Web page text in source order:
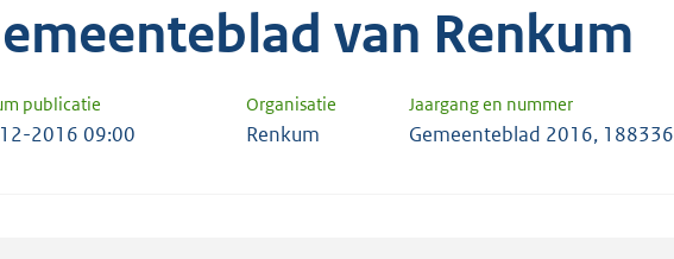
van Renkum
publicatie Organisatie Jaargang en nummer
2016 09:00 Renkum Gemeenteblad 2016, 188336